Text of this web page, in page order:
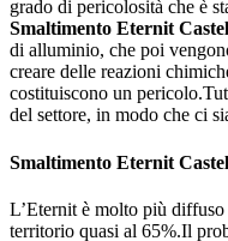
grado di pericolosità che è
Smaltimento Eternit
di alluminio, che poi
creare delle reazioni
costituiscono un
del settore, in modo che ci
Smaltimento Eternit
L’Eternit è molto più diffuso
territorio quasi al 65%.Il